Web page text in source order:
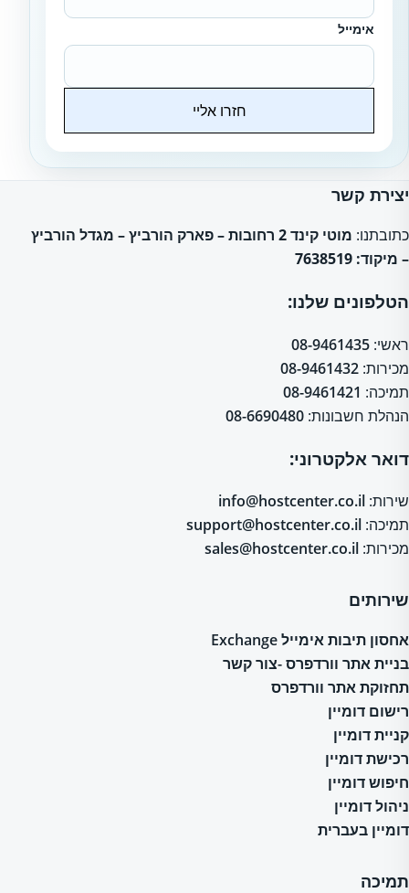
אימייל
חזרו אליי
יצירת קשר
כתובתנו:
מוטי קינד 2 רחובות – פארק הורביץ – מגדל הורביץ
– מיקוד: 7638519
הטלפונים שלנו:
ראשי: 08-9461435
מכירות: 08-9461432
תמיכה: 08-9461421
הנהלת חשבונות: 08-6690480
דואר אלקטרוני:
שירות: info@hostcenter.co.il
תמיכה: support@hostcenter.co.il
מכירות: sales@hostcenter.co.il
שירותים
אחסון תיבות אימייל Exchange
בניית אתר וורדפרס -צור קשר
תחזוקת אתר וורדפרס
רישום דומיין
קניית דומיין
רכישת דומיין
חיפוש דומיין
ניהול דומיין
דומיין בעברית
תמיכה